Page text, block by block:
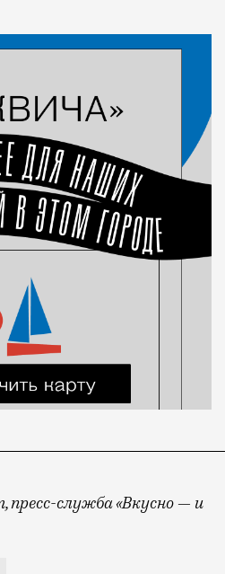
пресс-служба «Вкусно — и
из «Вкусно — и точка»